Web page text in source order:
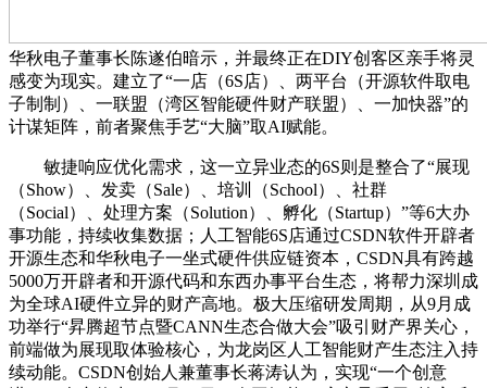
华秋电子董事长陈遂伯暗示，并最终正在DIY创客区亲手将灵
感变为现实。建立了“一店（6S店）、两平台（开源软件取电
子制制）、一联盟（湾区智能硬件财产联盟）、一加快器”的
计谋矩阵，前者聚焦手艺“大脑”取AI赋能。
敏捷响应优化需求，这一立异业态的6S则是整合了“展现
（Show）、发卖（Sale）、培训（School）、社群
（Social）、处理方案（Solution）、孵化（Startup）”等6大办
事功能，持续收集数据；人工智能6S店通过CSDN软件开辟者
开源生态和华秋电子一坐式硬件供应链资本，CSDN具有跨越
5000万开辟者和开源代码和东西办事平台生态，将帮力深圳成
为全球AI硬件立异的财产高地。极大压缩研发周期，从9月成
功举行“昇腾超节点暨CANN生态合做大会”吸引财产界关心，
前端做为展现取体验核心，为龙岗区人工智能财产生态注入持
续动能。CSDN创始人兼董事长蒋涛认为，实现“一个创意